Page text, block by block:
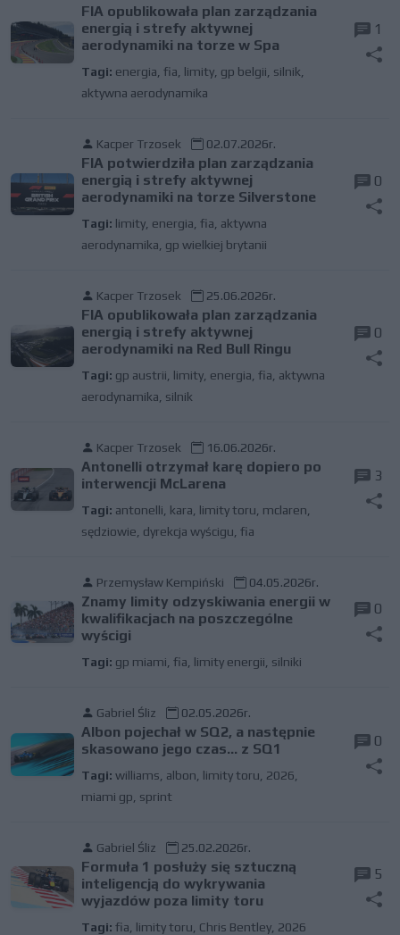
FIA opublikowała plan zarządzania
energią i strefy aktywnej
aerodynamiki na torze w Spa
Tagi: energia fia limity, gp belgii silnik
aktywna aerodynamika
1
Kacper Trzosek 02.07.2026r.
FIA potwierdziła plan zarządzania
energią i strefy aktywnej
aerodynamiki na torze Silverstone
Tagi: limity, energia fia aktywna
aerodynamika gp wielkiej brytanii
0
Kacper Trzosek 25.06.2026r.
FIA opublikowała plan zarządzania
energią i strefy aktywnej
aerodynamiki na Red Bull Ringu
Tagi: gp austrii limity, energia fia aktywna
aerodynamika silnik
0
Kacper Trzosek 16.06.2026r.
Antonelli otrzymał karę dopiero po
interwencji McLarena
Tagi: antonelli kara limity toru mclaren
sędziowie dyrekcja wyścigu fia
3
Przemysław Kempiński 04.05.2026r.
Znamy limity odzyskiwania energii w
kwalifikacjach na poszczególne
wyścigi
Tagi: gp miami fia limity energii silniki
0
Gabriel Śliz 02.05.2026r.
Albon pojechał w SQ2, a następnie
skasowano jego czas… z SQ1
Tagi: williams albon limity toru 2026
miami gp sprint
0
Gabriel Śliz 25.02.2026r.
Formuła 1 posłuży się sztuczną
inteligencją do wykrywania
wyjazdów poza limity toru
Tagi: fia limity toru Chris Bentley, 2026
5